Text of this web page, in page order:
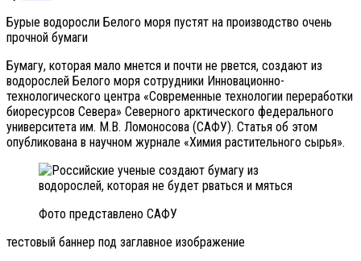
Бурые водоросли Белого моря пустят на производство очень
прочной бумаги
Бумагу, которая мало мнется и почти не рвется, создают из
водорослей Белого моря сотрудники Инновационно-
технологического центра «Современные технологии переработки
биоресурсов Севера» Северного арктического федерального
университета им. М.В. Ломоносова (САФУ). Статья об этом
опубликована в научном журнале «Химия растительного сырья».
Фото представлено САФУ
тестовый баннер под заглавное изображение